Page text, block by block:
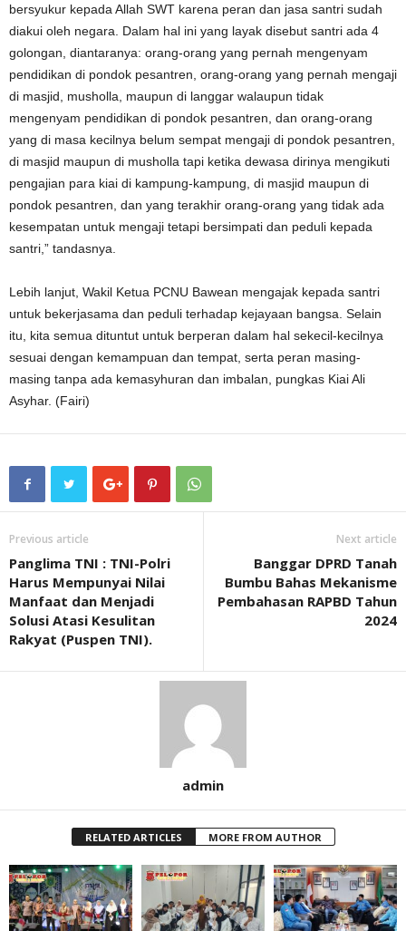
bersyukur kepada Allah SWT karena peran dan jasa santri sudah
diakui oleh negara. Dalam hal ini yang layak disebut santri ada 4
golongan, diantaranya: orang-orang yang pernah mengenyam
pendidikan di pondok pesantren, orang-orang yang pernah mengaji
di masjid, musholla, maupun di langgar walaupun tidak
mengenyam pendidikan di pondok pesantren, dan orang-orang
yang di masa kecilnya belum sempat mengaji di pondok pesantren,
di masjid maupun di musholla tapi ketika dewasa dirinya mengikuti
pengajian para kiai di kampung-kampung, di masjid maupun di
pondok pesantren, dan yang terakhir orang-orang yang tidak ada
kesempatan untuk mengaji tetapi bersimpati dan peduli kepada
santri,” tandasnya.
Lebih lanjut, Wakil Ketua PCNU Bawean mengajak kepada santri
untuk bekerjasama dan peduli terhadap kejayaan bangsa. Selain
itu, kita semua dituntut untuk berperan dalam hal sekecil-kecilnya
sesuai dengan kemampuan dan tempat, serta peran masing-
masing tanpa ada kemasyhuran dan imbalan, pungkas Kiai Ali
Asyhar. (Fairi)
Previous article
Panglima TNI : TNI-Polri
Harus Mempunyai Nilai
Manfaat dan Menjadi
Solusi Atasi Kesulitan
Rakyat (Puspen TNI).
Next article
Banggar DPRD Tanah
Bumbu Bahas Mekanisme
Pembahasan RAPBD Tahun
2024
admin
RELATED ARTICLES MORE FROM AUTHOR